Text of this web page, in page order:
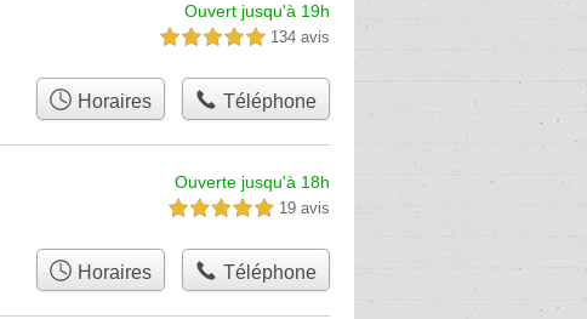
Ouvert jusqu'à 19h
5,0 étoiles sur 5 134 avis
Horaires Téléphone
Ouverte jusqu'à 18h
5,0 étoiles sur 5 19 avis
Horaires Téléphone